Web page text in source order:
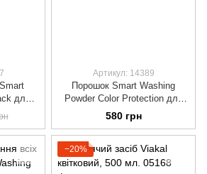
для
4.5 л.
Артикул: 14389
Порошок Smart Washing
Powder Color Protection для
прання кольорових речей, 10
580 грн
−20%